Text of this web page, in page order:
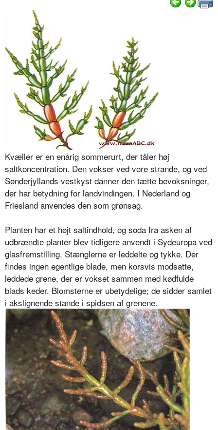
Kvæller er en enårig sommerurt, der tåler høj
saltkoncentration. Den vok­ser ved vore strande, og ved
Sønderjyl­lands vestkyst danner den tætte be­voksninger,
der har betydning for landvindingen. I Nederland og
Fries­land anvendes den som grønsag.
Planten har et højt saltindhold, og soda fra asken af
udbrændte planter blev tidligere anvendt i Sydeuropa ved
glasfremstilling. Stænglerne er leddelte og tykke. Der
findes ingen egentlige blade, men korsvis modsatte,
leddede grene, der er vokset sammen med kødfulde
blads keder. Blomsterne er ubetydelige; de sidder samlet
i akslig­nende stande i spidsen af grenene.